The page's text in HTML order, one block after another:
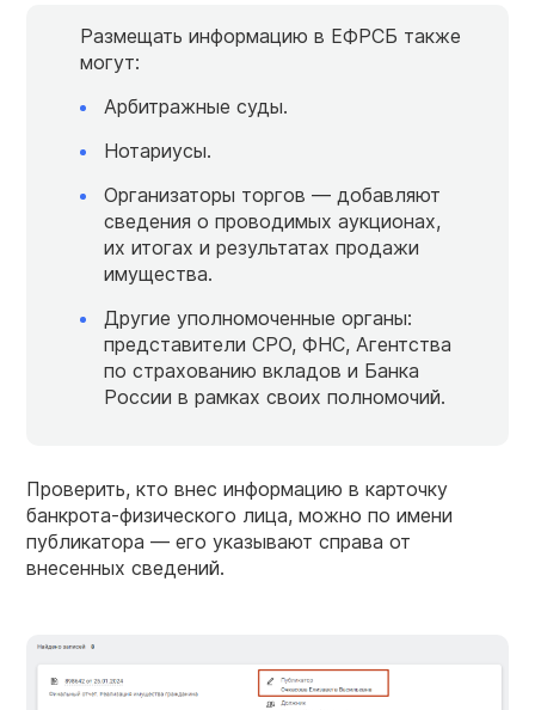
Размещать информацию в ЕФРСБ также
могут:
Арбитражные суды.
Нотариусы.
Организаторы торгов — добавляют
сведения о проводимых аукционах,
их итогах и результатах продажи
имущества.
Другие уполномоченные органы:
представители СРО, ФНС, Агентства
по страхованию вкладов и Банка
России в рамках своих полномочий.
Проверить, кто внес информацию в карточку
банкрота-физического лица, можно по имени
публикатора — его указывают справа от
внесенных сведений.